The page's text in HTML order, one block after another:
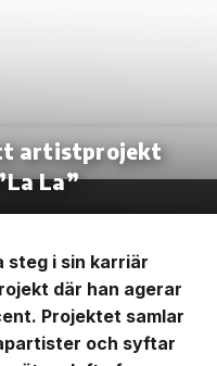
artistprojekt
La”
steg i sin karriär
där han agerar
Projektet samlar
och syftar